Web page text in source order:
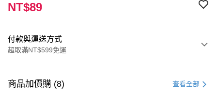
NT$89
付款與運送方式
超取滿NT$599免運
信用卡一次付款
商品加價購 (8) 查看全部